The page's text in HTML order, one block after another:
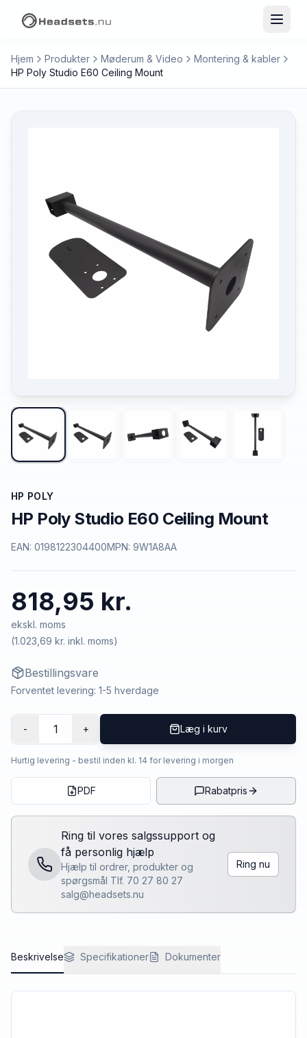
Hjem Produkter Møderum & Video
Montering & kabler
HP Poly Studio E60 Ceiling Mount
HP POLY
HP Poly Studio E60 Ceiling Mount
EAN: 0198122304400MPN: 9W1A8AA
818,95 kr.
ekskl. moms
(1.023,69 kr. inkl. moms)
Bestillingsvare
Forventet levering: 1-5 hverdage
- 1 + Læg i kurv
Hurtig levering - bestil inden kl. 14 for levering i morgen
PDF Rabatpris
Ring til vores salgssupport og
få personlig hjælp
Hjælp til ordrer, produkter og
spørgsmål Tlf. 70 27 80 27
salg@headsets.nu
Ring nu
Beskrivelse Specifikationer Dokumenter